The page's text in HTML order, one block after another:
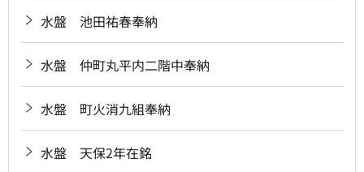
水盤 池田祐春奉納
水盤 仲町丸平内二階中奉納
水盤 町火消九組奉納
水盤 天保2年在銘